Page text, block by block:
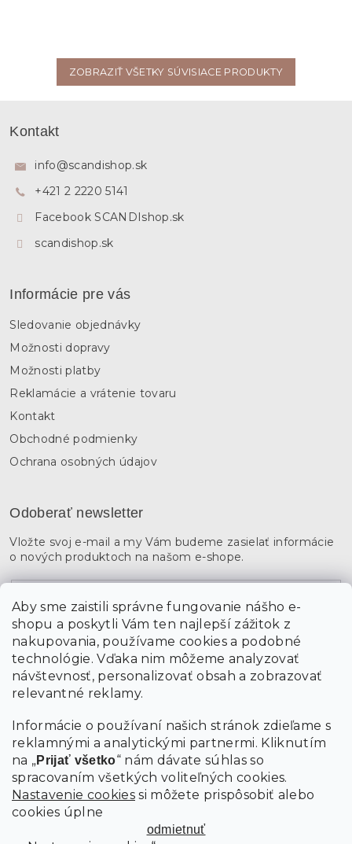
Aby sme zaistili správne fungovanie nášho e-
shopu a poskytli Vám ten najlepší zážitok z
nakupovania, používame cookies a podobné
technológie. Vďaka nim môžeme analyzovať
návštevnosť, personalizovať obsah a zobrazovať
relevantné reklamy.
Informácie o používaní našich stránok zdieľame s
reklamnými a analytickými partnermi. Kliknutím
na „Prijať všetko“ nám dávate súhlas so
spracovaním všetkých voliteľných cookies.
Nastavenie cookies si môžete prispôsobiť alebo
cookies úplne
odmietnuť
ZOBRAZIŤ VŠETKY SÚVISIACE PRODUKTY
Kontakt
info@scandishop.sk
+421 2 2220 5141
Facebook SCANDIshop.sk
scandishop.sk
Informácie pre vás
Sledovanie objednávky
Možnosti dopravy
Možnosti platby
Reklamácie a vrátenie tovaru
Kontakt
Obchodné podmienky
Ochrana osobných údajov
Odoberať newsletter
Vložte svoj e-mail a my Vám budeme zasielať informácie
o nových produktoch na našom e-shope.
Vložením údajov súhlasíte s podmienkami ochrany
osobných údajov
PRIHLÁSIŤ SA